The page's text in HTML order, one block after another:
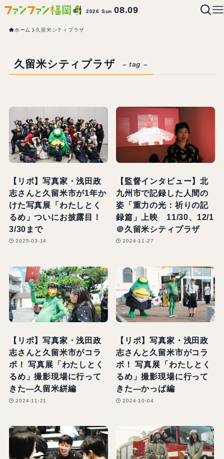
2026 Sun08.09
ホーム 久留米シティプラザ
久留米シティプラザ – tag –
【リポ】写真家・浅田政
志さんと久留米市が1年か
けた写真展「わたしとく
るめ」ついにお披露目！
3/30まで
2025-03-14
【監督インタビュー】北
九州市で記録した人間の
姿「重力の光：祈りの記
録篇」上映 11/30、12/1
＠久留米シティプラザ
2024-11-27
【リポ】写真家・浅田政
志さんと久留米市がコラ
ボ！ 写真展「わたしとく
るめ」撮影現場に行って
きた―久留米絣編
2024-11-21
【リポ】写真家・浅田政
志さんと久留米市がコラ
ボ！ 写真展「わたしとく
るめ」撮影現場に行って
きた―かっぱ編
2024-10-04